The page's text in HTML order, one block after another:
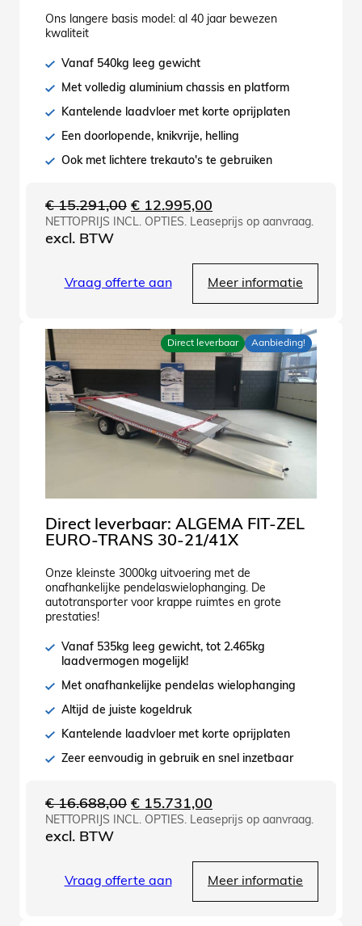
Ons langere basis model: al 40 jaar bewezen
kwaliteit
Vanaf 540kg leeg gewicht
Met volledig aluminium chassis en platform
Kantelende laadvloer met korte oprijplaten
Een doorlopende, knikvrije, helling
Ook met lichtere trekauto's te gebruiken
€15.291,00 Oorspronkelijke
prijs
€ 15.291,00.
€ 12.995,00
prijs
€ 12.995,00.
NETTOPRIJS INCL. OPTIES. Leaseprijs op aanvraag.
excl. BTW
Vraag offerte aan Meer informatie
Direct leverbaar Aanbieding!
Direct leverbaar: ALGEMA FIT-ZEL
EURO-TRANS 30-21/41X
Onze kleinste 3000kg uitvoering met de
onafhankelijke pendelaswielophanging. De
autotransporter voor krappe ruimtes en grote
prestaties!
Vanaf 535kg leeg gewicht, tot 2.465kg
laadvermogen mogelijk!
Met onafhankelijke pendelas wielophanging
Altijd de juiste kogeldruk
Kantelende laadvloer met korte oprijplaten
Zeer eenvoudig in gebruik en snel inzetbaar
€16.688,00 Oorspronkelijke
prijs
€ 16.688,00.
€ 15.731,00
prijs
€ 15.731,00.
NETTOPRIJS INCL. OPTIES. Leaseprijs op aanvraag.
excl. BTW
Vraag offerte aan Meer informatie